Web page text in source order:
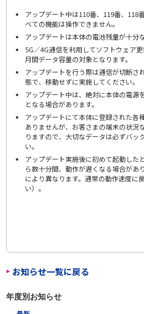
アップデート中は110番、119番、118
べての機能は操作できません。
アップデートは本体の電池残量が十分
5G／4G通信を利用してソフトウェア
月間データ容量の対象となります。
アップデートを行う際は通信が切断さ
態で、移動せずに実施してください。
アップデート中は、絶対に本体の電源
となる場合があります。
アップデートにて本体に登録された各
ありませんが、お客さまの端末の状況
りますので、大切なデータは必ずバッ
い。
アップデート実施後に初めて起動した
ら数十分間、動作が遅くなる場合があ
により異なります。通常の動作速度に
い）。
お知らせ一覧に戻る
年度別お知らせ